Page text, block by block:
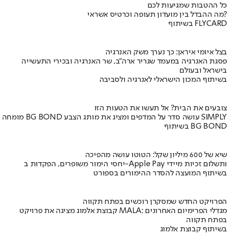
כל ההטבות שמגיעות לכם
מה ההבדל בין מועדון תעופה וכרטיס אשראי?
בשיתוף FLYCARD
בצל איומי איראן: כך נערך משק האנרגיה
פסגת האנרגיה במעמד שגריר ארה"ב, שר האנרגיה ובכירי התעשייה
בישראל ובעולם
בשיתוף המכון הישראלי לאנרגיה ולסביבה
צובעים את הבית? אל תעשו את הטעות הזו
מומחה BG BOND עושה סדר על המדפים ומציג את מותג הצבע SIMPLY
בשיתוף BG BOND
שיא של 600 מיליון שקל: הטוטו עושה מהפיכה
יחסי הימור משופרים, הפקדות ב-Apple Pay ותשלום זכיות מיידי
בשיתוף המועצה להסדר ההימורים בספורט
הפרויקט החדש שמסקרן רוכשים בפתח תקווה
קבוצת אלמוג מציגה את פרויקט MALA: מגדלי הפרימיום האחרונים
בפתח תקווה
בשיתוף קבוצת אלמוג